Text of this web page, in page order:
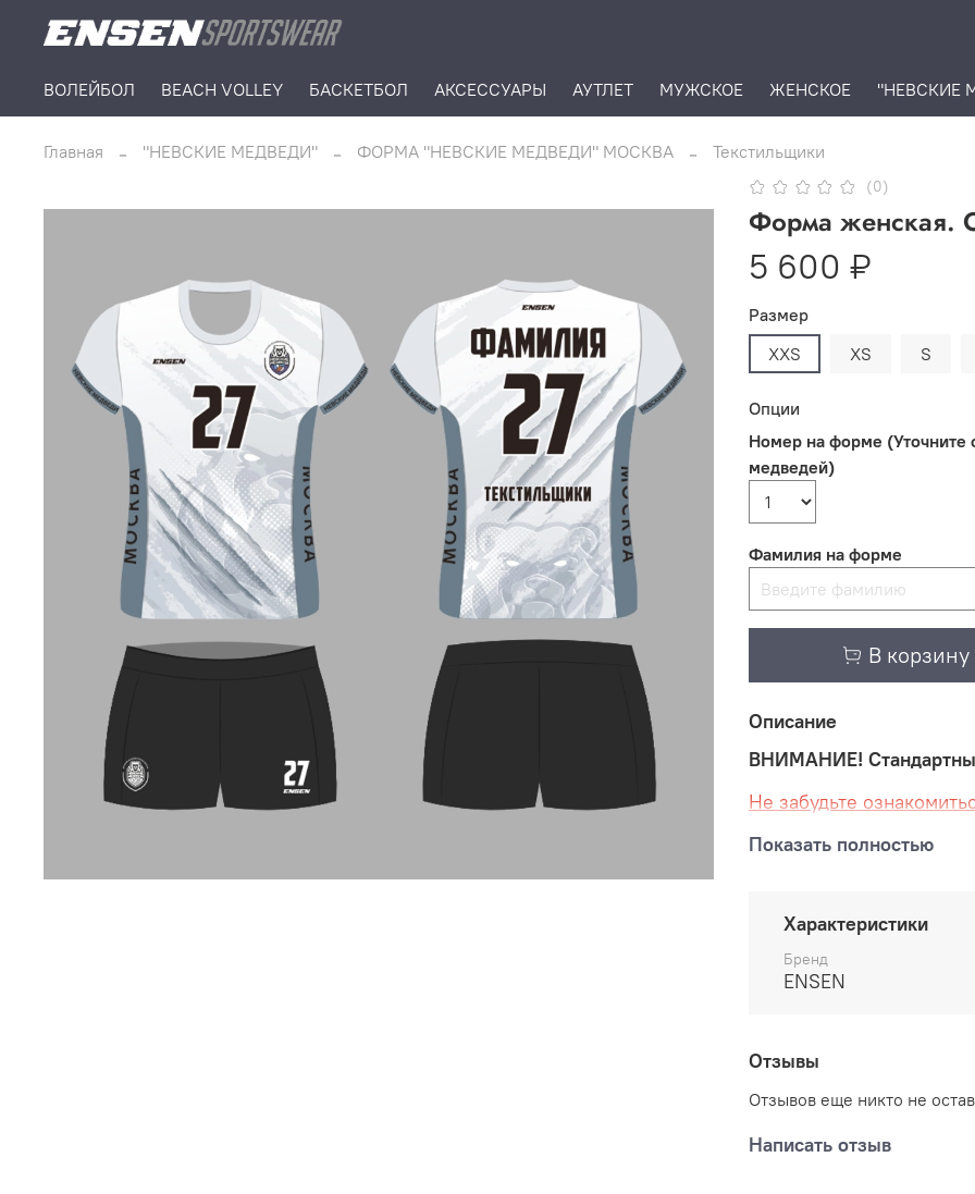
ВОЛЕЙБОЛ BEACH VOLLEY БАСКЕТБОЛ АКСЕССУАРЫ АУТЛЕТ МУЖСКОЕ ЖЕНСКОЕ "НЕВСКИЕ
Главная "НЕВСКИЕ МЕДВЕДИ" ФОРМА "НЕВСКИЕ МЕДВЕДИ" МОСКВА Текстильщики
(0)
Форма женская.
5 600 ₽
Размер
XXS
XS S
Опции
Номер на форме (Уточните
медведей)
Фамилия на форме
В корзину
Описание
ВНИМАНИЕ!
Не забудьте
Ваша спортивная
команд Российской
Все красители,
международным
отводит влагу и сохнет,
Показать полностью
Характеристики
Бренд
ENSEN
Отзывы
Отзывов еще никто не
Написать отзыв